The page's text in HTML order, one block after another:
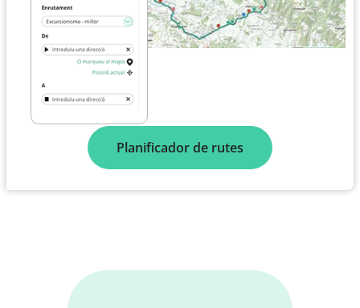
Planificador de rutes